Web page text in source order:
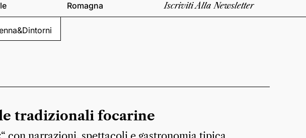
Romagna Iscriviti Alla Newsletter
tradizionali focarine